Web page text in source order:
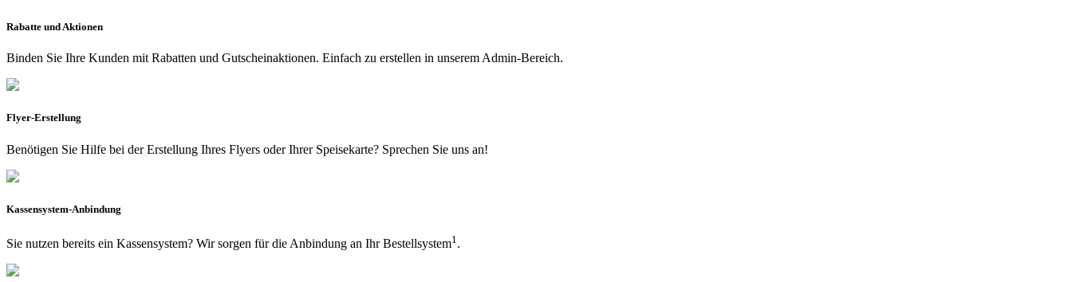
Rabatte und Aktionen
Binden Sie Ihre Kunden mit Rabatten und Gutscheinaktionen. Einfach zu erstellen in unserem Admin-Bereich.
Flyer-Erstellung
Benötigen Sie Hilfe bei der Erstellung Ihres Flyers oder Ihrer Speisekarte? Sprechen Sie uns an!
Kassensystem-Anbindung
Sie nutzen bereits ein Kassensystem? Wir sorgen für die Anbindung an Ihr Bestellsystem1 .